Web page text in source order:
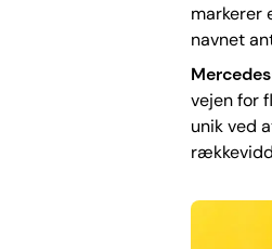
markerer
navnet
vejen for
unik ved